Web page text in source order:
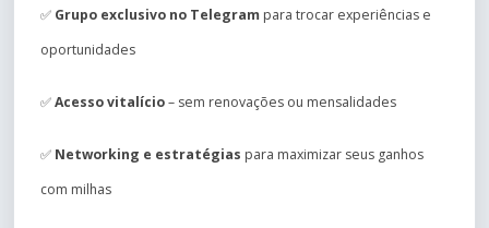
✅ Grupo exclusivo no Telegram para trocar experiências e
oportunidades
✅Acesso vitalício– sem renovações ou mensalidades
✅ Networking e estratégias para maximizar seus ganhos
com milhas